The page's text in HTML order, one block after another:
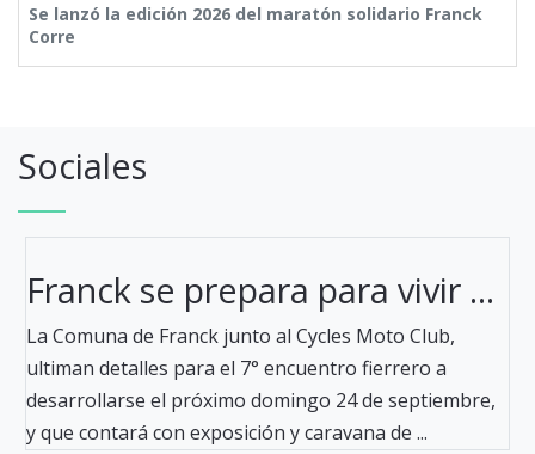
Se lanzó la edición 2026 del maratón solidario Franck
Corre
Sociales
Franck se prepara para vivir ...
La Comuna de Franck junto al Cycles Moto Club,
ultiman detalles para el 7° encuentro fierrero a
desarrollarse el próximo domingo 24 de septiembre,
y que contará con exposición y caravana de ...